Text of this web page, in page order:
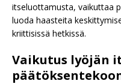
itseluottamusta, vaikuttaa
luoda haasteita
kriittisissä hetkissä.
Vaikutus lyöjän